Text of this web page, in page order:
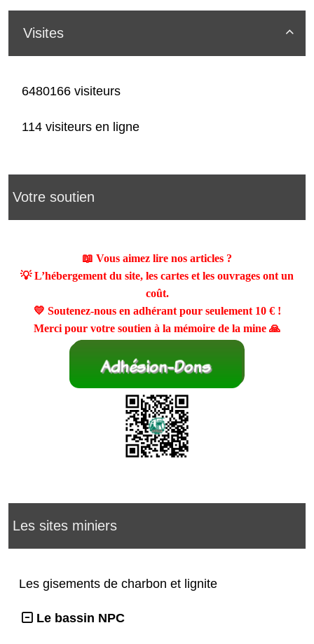

Visites
6480166 visiteurs
114 visiteurs en ligne
Votre soutien
📖 Vous aimez lire nos articles ?
💡 L’hébergement du site, les cartes et les ouvrages ont un
coût.
💛 Soutenez-nous en adhérant pour seulement 10 €!
Merci pour votre soutien à la mémoire de la mine 🙏
Les sites miniers
Les gisements de charbon et lignite
Le bassin NPC